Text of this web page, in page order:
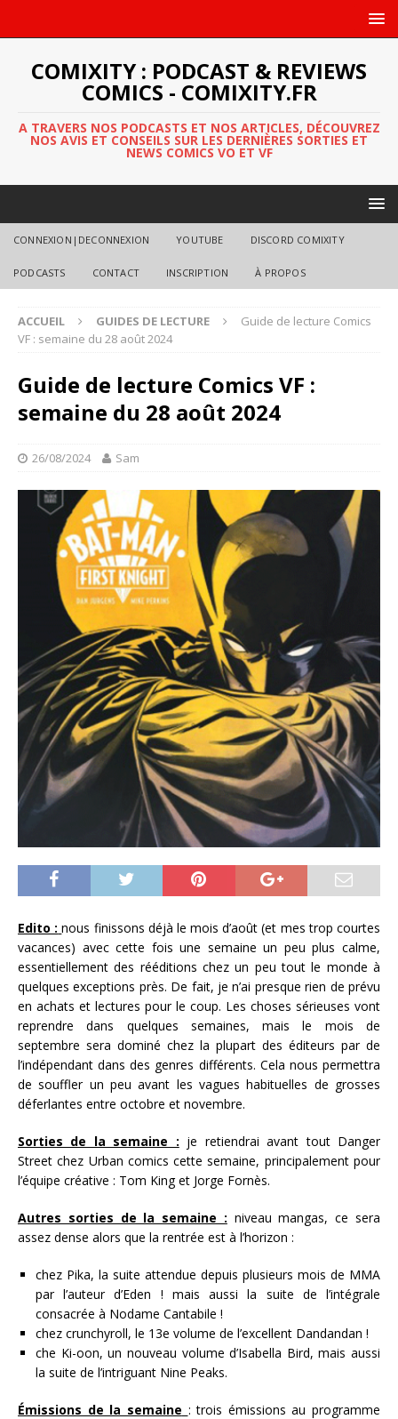
COMIXITY : PODCAST & REVIEWS
COMICS - COMIXITY.FR
A TRAVERS NOS PODCASTS ET NOS ARTICLES, DÉCOUVREZ
NOS AVIS ET CONSEILS SUR LES DERNIÈRES SORTIES ET
NEWS COMICS VO ET VF
CONNEXION|DECONNEXION YOUTUBE DISCORD COMIXITY
PODCASTS CONTACT INSCRIPTION À PROPOS
ACCUEIL GUIDES DE LECTURE
Guide de lecture Comics
VF : semaine du 28 août 2024
Guide de lecture Comics VF :
semaine du 28 août 2024
26/08/2024 Sam
Edito : nous finissons déjà le mois d’août (et mes trop courtes
vacances) avec cette fois une semaine un peu plus calme,
essentiellement des rééditions chez un peu tout le monde à
quelques exceptions près. De fait, je n’ai presque rien de prévu
en achats et lectures pour le coup. Les choses sérieuses vont
reprendre dans quelques semaines, mais le mois de
septembre sera dominé chez la plupart des éditeurs par de
l’indépendant dans des genres différents. Cela nous permettra
de souffler un peu avant les vagues habituelles de grosses
déferlantes entre octobre et novembre.
Sorties de la semaine : je retiendrai avant tout Danger
Street chez Urban comics cette semaine, principalement pour
l’équipe créative : Tom King et Jorge Fornès.
Autres sorties de la semaine : niveau mangas, ce sera
assez dense alors que la rentrée est à l’horizon :
chez Pika, la suite attendue depuis plusieurs mois de MMA
par l’auteur d’Eden ! mais aussi la suite de l’intégrale
consacrée à Nodame Cantabile !
chez crunchyroll, le 13e volume de l’excellent Dandandan !
che Ki-oon, un nouveau volume d’Isabella Bird, mais aussi
la suite de l’intriguant Nine Peaks.
Émissions de la semaine : trois émissions au programme